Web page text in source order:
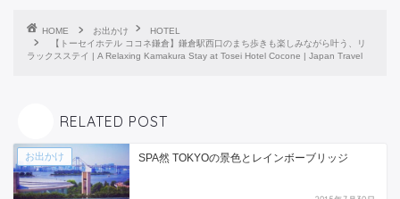
HOME お出かけ
HOTEL
【トーセイホテル ココネ鎌倉】鎌倉駅西口のまち歩きも楽しみながら叶う、リ
ラックスステイ | A Relaxing Kamakura Stay at Tosei Hotel Cocone | Japan Travel
RELATED POST
お出かけ SPA然 TOKYOの景色とレインボーブリッジ